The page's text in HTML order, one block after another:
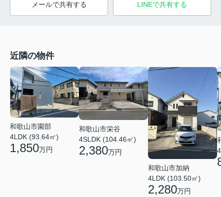
メールで共有する LINEで共有する
近隣の物件
和歌山市園部
4LDK (93.64㎡)
1,850万円
和歌山市栄谷
4SLDK (104.46㎡)
2,380万円
和歌山市加納
4LDK (103.50㎡)
2,280万円